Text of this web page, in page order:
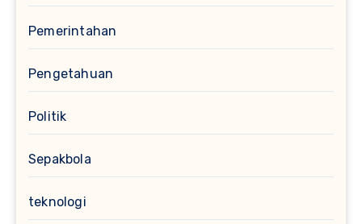
Pemerintahan
Pengetahuan
Politik
Sepakbola
teknologi